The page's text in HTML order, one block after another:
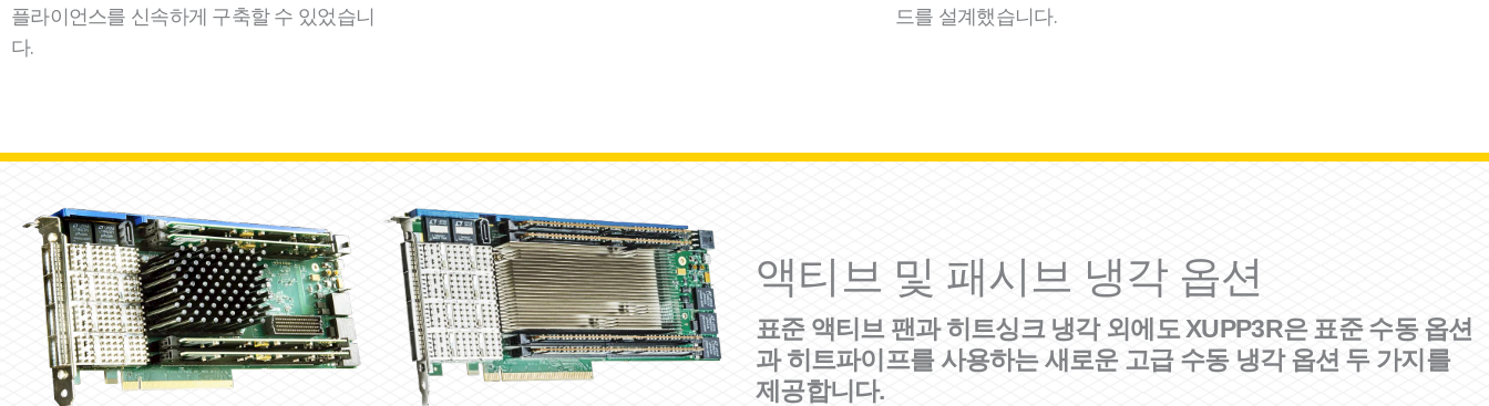
플라이언스를 신속하게 구축할 수 있었습니
다.
드를 설계했습니다.
액티브 및 패시브 냉각 옵션
표준 액티브 팬과 히트싱크 냉각 외에도 XUPP3R은 표준 수동 옵션
과 히트파이프를 사용하는 새로운 고급 수동 냉각 옵션 두 가지를
제공합니다.